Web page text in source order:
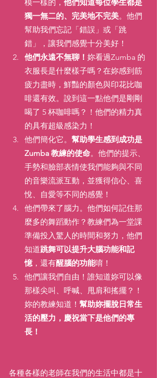
模一樣的， 他們知道每位學生都是
獨一無二的、完美地不完美。他們
幫助我們忘記「錯誤」或「跳
錯」，讓我們感覺十分美好！
他們永遠不無聊！ 妳看過Zumba 的
衣服長是什麼樣子嗎？在妳感到筋
疲力盡時，鮮豔的顏色與印花比咖
啡還有效。說到這一點他們是剛剛
喝了 5 杯咖啡嗎？！他們的精力真
的具有超級感染力！
他們簡化它。 幫助學生感到成功是
Zumba 教練的使命。他們的提示、
手勢和臉部表情使我們能夠與不同
的音樂流派互動，並獲得信心、喜
悅、自愛等不同的感覺！
他們帶來了腦力。他們如何記住那
麼多的舞蹈動作？教練們為一堂課
準備投入驚人的時間和努力，他們
知道跳舞可以提升大腦功能和記
憶，還有醒腦的功能唷！
他們讓我們自由！誰知道妳可以像
那樣尖叫、呼喊、甩肩和搖擺？！
妳的教練知道！ 幫助妳擺脫日常生
活的壓力，慶祝當下是他們的專
長！
各種各樣的老師在我們的生活中都是十